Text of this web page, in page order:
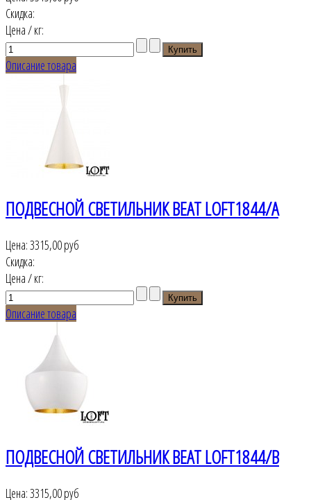
Скидка:
Цена / кг:
Описание товара
ПОДВЕСНОЙ СВЕТИЛЬНИК BEAT LOFT1844/A
Цена:3315,00 руб
Скидка:
Цена / кг:
Описание товара
ПОДВЕСНОЙ СВЕТИЛЬНИК BEAT LOFT1844/B
Цена:3315,00 руб